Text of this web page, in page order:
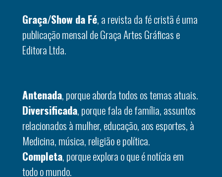
Graça/Show da Fé, a revista da fé cristã é uma
publicação mensal de Graça Artes Gráficas e
Editora Ltda.
Antenada, porque aborda todos os temas atuais.
Diversificada, porque fala de família, assuntos
relacionados à mulher, educação, aos esportes, à
Medicina, música, religião e política.
Completa, porque explora o que é notícia em
todo o mundo.